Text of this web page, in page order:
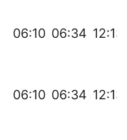
06:10 06:34 12:13
06:10 06:34 12:13